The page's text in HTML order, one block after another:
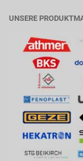
UNSERE